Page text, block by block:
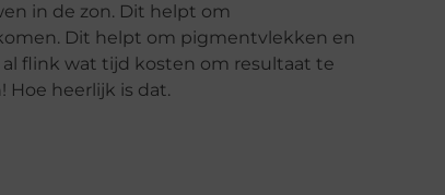
in de zon. Dit helpt om
Dit helpt om pigmentvlekken en
flink wat tijd kosten om resultaat te
Hoe heerlijk is dat.